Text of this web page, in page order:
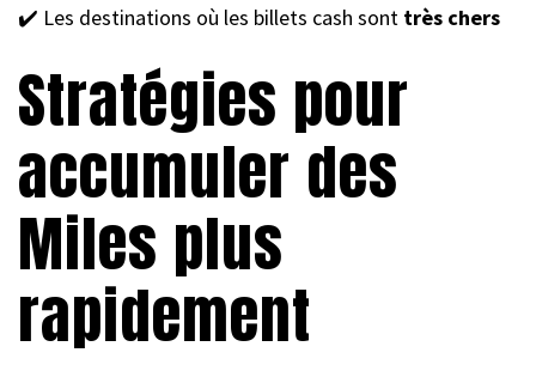
✔️ Les destinations où les billets cash sont très chers
Stratégies pour
accumuler des
Miles plus
rapidement